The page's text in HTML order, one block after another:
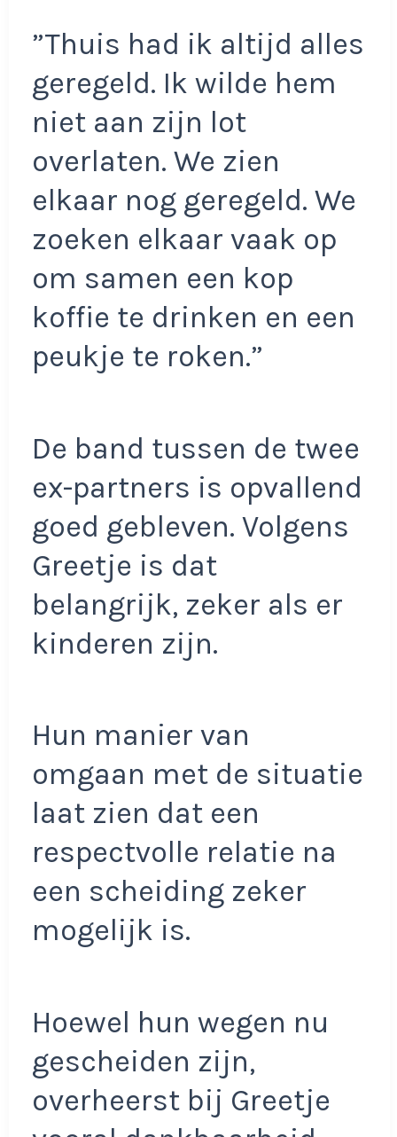
”Thuis had ik altijd alles
geregeld. Ik wilde hem
niet aan zijn lot
overlaten. We zien
elkaar nog geregeld. We
zoeken elkaar vaak op
om samen een kop
koffie te drinken en een
peukje te roken.”
De band tussen de twee
ex-partners is opvallend
goed gebleven. Volgens
Greetje is dat
belangrijk, zeker als er
kinderen zijn.
Hun manier van
omgaan met de situatie
laat zien dat een
respectvolle relatie na
een scheiding zeker
mogelijk is.
Hoewel hun wegen nu
gescheiden zijn,
overheerst bij Greetje